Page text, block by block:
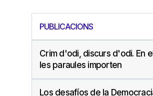
PUBLICACIONS
Crim d'odi, discurs d'odi. En
les paraules importen
Los desafíos de la